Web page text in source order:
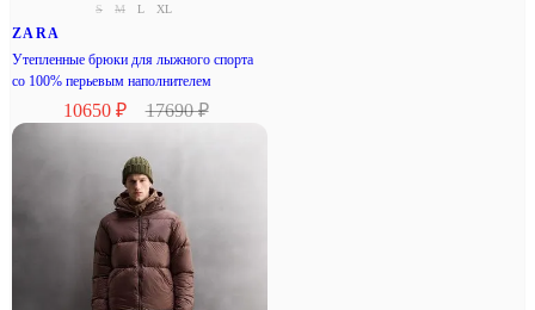
S M L XL
ZARA
Утепленные брюки для лыжного спорта
со 100% перьевым наполнителем
10650 ₽ 17690 ₽